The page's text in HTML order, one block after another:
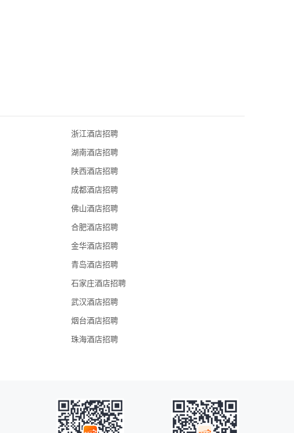
浙江酒店招聘
湖南酒店招聘
陕西酒店招聘
成都酒店招聘
佛山酒店招聘
合肥酒店招聘
金华酒店招聘
青岛酒店招聘
石家庄酒店招聘
武汉酒店招聘
烟台酒店招聘
珠海酒店招聘